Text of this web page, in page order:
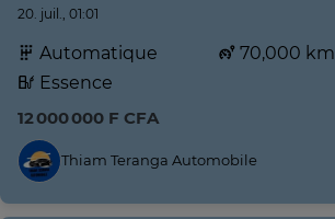
20. juil., 01:01
Automatique
70,000 km
Essence
12 000 000 F CFA
Thiam Teranga Automobile